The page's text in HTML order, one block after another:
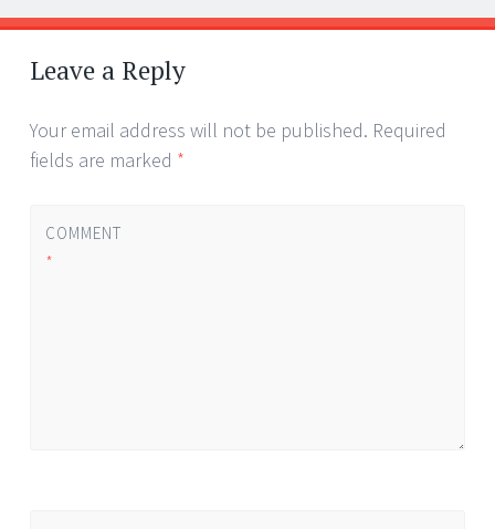
Post
navigation
←
→
Leave a Reply
Your email address will not be published. Required
fields are marked *
COMMENT
*